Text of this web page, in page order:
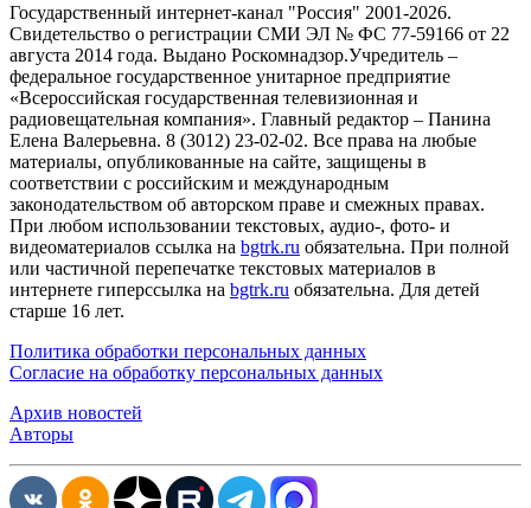
Государственный интернет-канал "Россия" 2001-2026.
Cвидетельство о регистрации СМИ ЭЛ № ФС 77-59166 от 22
августа 2014 года. Выдано Роскомнадзор.Учредитель –
федеральное государственное унитарное предприятие
«Всероссийская государственная телевизионная и
радиовещательная компания». Главный редактор – Панина
Елена Валерьевна. 8 (3012) 23-02-02. Все права на любые
материалы, опубликованные на сайте, защищены в
соответствии с российским и международным
законодательством об авторском праве и смежных правах.
При любом использовании текстовых, аудио-, фото- и
видеоматериалов ссылка на bgtrk.ru обязательна. При полной
или частичной перепечатке текстовых материалов в
интернете гиперссылка на bgtrk.ru обязательна. Для детей
старше 16 лет.
Политика обработки персональных данных
Согласие на обработку персональных данных
Архив новостей
Авторы